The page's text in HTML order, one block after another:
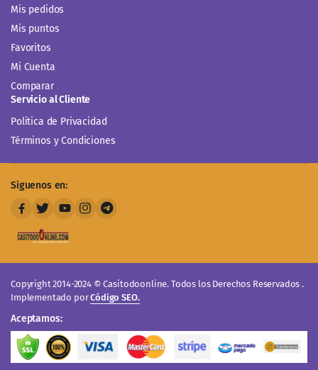
Mis pedidos
Mis puntos
Favoritos
Mi Cuenta
Comparar
Servicio al Cliente
Politica de Privacidad
Términos y Condiciones
Siguenos en:
Copyright 2014-2024 © Casitodoonline. Todos los Derechos Reservados .
Implementado porCódigo SEO.
Aceptamos: